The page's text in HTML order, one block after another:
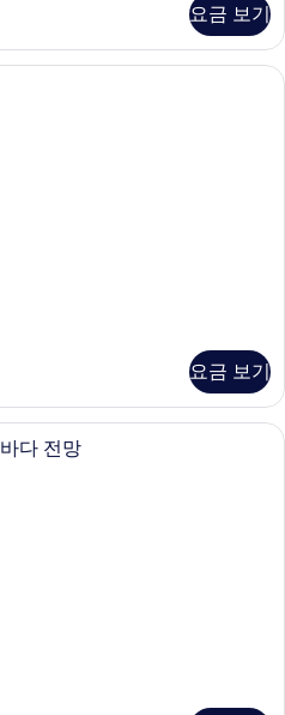
요금 보기
클럽 스위트, 침실 1개 | 거실 공간 | LCD
요금 보기
프레지덴셜 스위트, 침실 2개, 바다 전
다 전망